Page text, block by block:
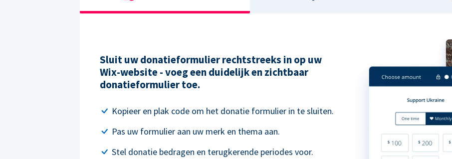
Sluit uw donatieformulier rechtstreeks in op uw
Wix-website - voeg een duidelijk en zichtbaar
donatieformulier toe.
Kopieer en plak code om het donatie formulier in te sluiten.
Pas uw formulier aan uw merk en thema aan.
Stel donatie bedragen en terugkerende periodes voor.